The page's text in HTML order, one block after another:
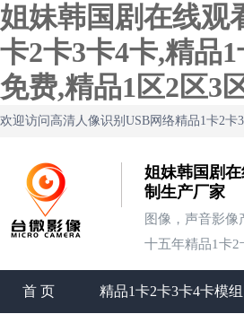
姐妹韩国剧在线观
卡2卡3卡4卡,精品
免费,精品1区2区3
欢迎访问高清人像识别USB网络精品1卡2卡3
姐妹韩国剧
制生产厂家
图像，声音影
十五年精品1卡2卡
首 页 精品1卡2卡3卡4卡模组